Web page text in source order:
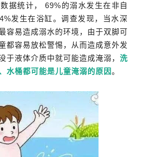
据统计， 69%的溺水发生在非自
发生在浴缸。调查发现，当水深
容易造成溺水的环境，由于双脚可
都容易放松警惕，从而造成意外发
于液体介质中就可能造成淹溺， 洗
水桶都可能是儿童淹溺的原因。